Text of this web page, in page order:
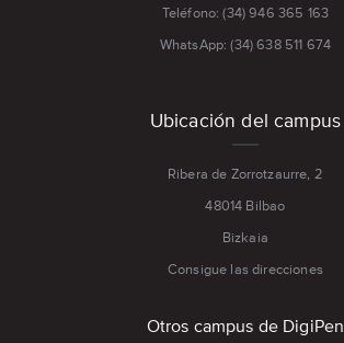
Teléfono: (34) 946 365 163
WhatsApp: (34) 638 511 674
Ubicación del campus
Ribera de Zorrotzaurre, 2
48014 Bilbao
Bizkaia
Consigue las direcciones
Otros campus de DigiPen